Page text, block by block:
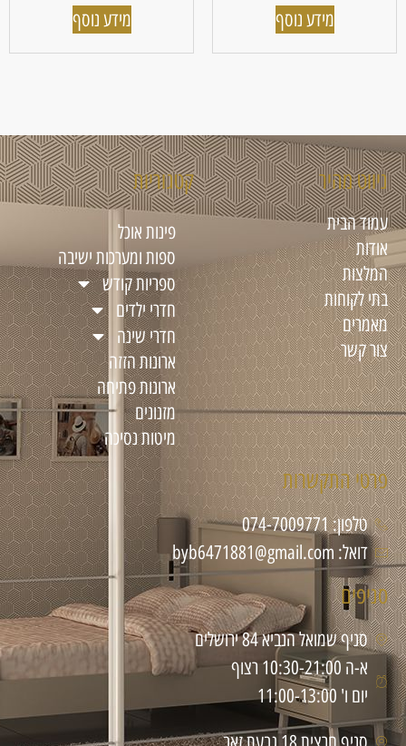
מידע נוסף מידע נוסף
ניווט מהיר
עמוד הבית
אודות
המלצות
בתי לקוחות
מאמרים
צור קשר
קטגוריות
פינות אוכל
ספות ומערכות ישיבה
ספריות קודש
חדרי ילדים
חדרי שינה
ארונות הזזה
ארונות פתיחה
מזנונים
מיטות נסיכה
פרטי התקשרות
טלפון: 074-7009771
דואל: byb6471881@gmail.com
סניפים
סניף שמואל הנביא 84 ירושלים
א-ה 10:30-21:00 רצוף
יום ו' 11:00-13:00